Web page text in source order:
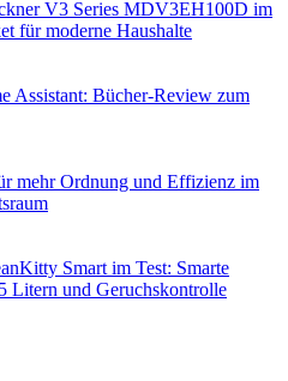
V3 Series MDV3EH100D im
für moderne Haushalte
Assistant: Bücher-Review zum
mehr Ordnung und Effizienz im
Smart im Test: Smarte
Litern und Geruchskontrolle